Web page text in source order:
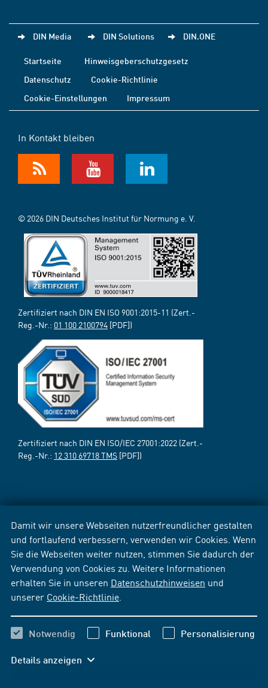
Damit wir unsere Webseiten nutzerfreundlicher gestalten
und fortlaufend verbessern, verwenden wir Cookies. Wenn
Sie die Webseiten weiter nutzen, stimmen Sie dadurch der
Verwendung von Cookies zu. Weitere Informationen
erhalten Sie in unseren Datenschutzhinweisen und
unserer Cookie-Richtlinie
Notwendig Funktional Personalisierung
Details anzeigen
DIN Media DIN Solutions DIN.ONE
Startseite
Hinweisgeberschutzgesetz
Datenschutz
Cookie-Richtlinie
Cookie-Einstellungen
Impressum
In Kontakt bleiben
© 2026 DIN Deutsches Institut für Normung e. V.
Zertifiziert nach DIN EN ISO 9001:2015-11 (Zert.-
Reg.-Nr.: 01 100 2100794 [PDF])
Zertifiziert nach DIN EN ISO/IEC 27001:2022 (Zert.-
Reg.-Nr.: 12 310 69718 TMS [PDF])